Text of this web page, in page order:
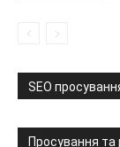
SEO
Просування та